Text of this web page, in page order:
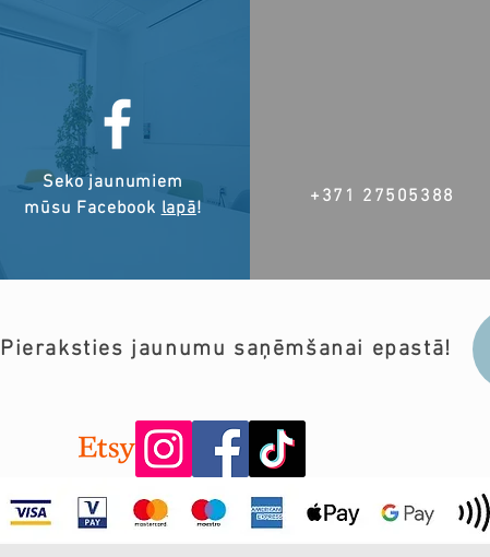
Pieraksties jaunumu saņēmšanai epastā!
Seko jaunumiem
mūsu Facebooklapā!
+371 27505388